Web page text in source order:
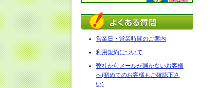
営業日・営業時間のご案内
利用規約について
弊社からメールが届かないお客様
へ(初めてのお客様もご確認下さ
い)